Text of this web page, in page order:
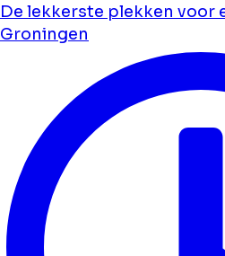
De lekkerste plekken voor
Groningen